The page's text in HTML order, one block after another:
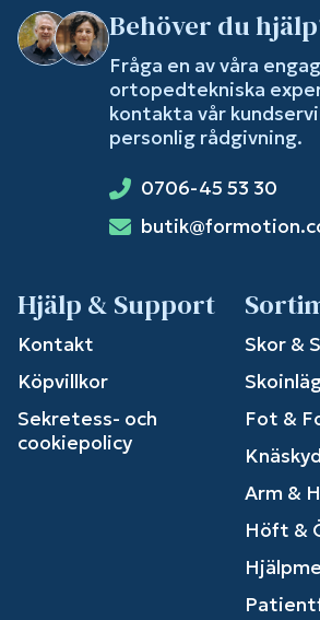
Behöver du
Fråga en av våra
ortopedtekniska
kontakta vår
personlig rådgivning.
0706-45 53 30
Hjälp & Support
Kontakt
Köpvillkor
Sekretess- och
cookiepolicy
Skor &
Fot &
Arm &
Höft &